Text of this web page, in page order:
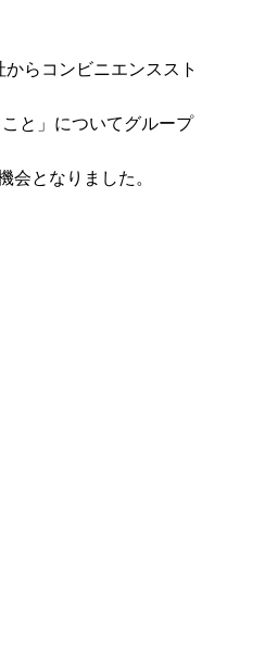
らコンビニエンススト
と」についてグループ
会となりました。